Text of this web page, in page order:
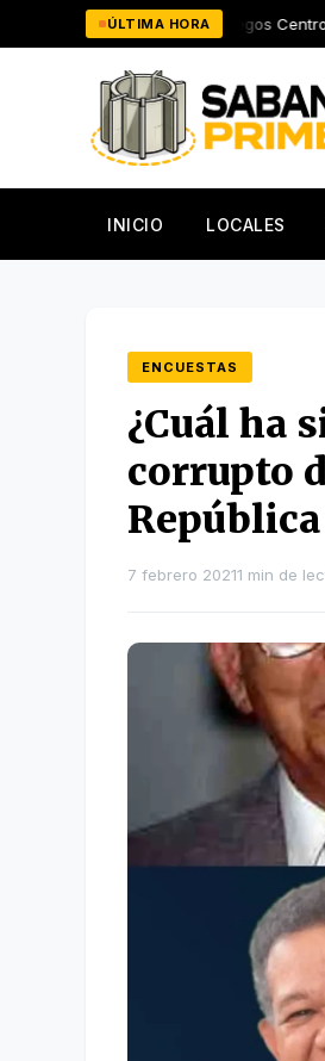
al
ÚLTIMA HORA
Juegos
INICIO LOCALES
ENCUESTAS
¿Cuál ha
corrupto
7 febrero 20211 min de